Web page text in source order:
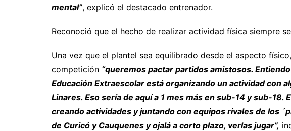
mental”, explicó el destacado entrenador.
Reconoció que el hecho de realizar actividad física siempre
Una vez que el plantel sea equilibrado desde el aspecto
competición “queremos pactar partidos amistosos.
Educación Extraescolar está organizando un actividad con
Linares. Eso sería de aquí a 1 mes más en sub-14 y sub-18.
creando actividades y juntando con equipos rivales de los
de Curicó y Cauquenes y ojalá a corto plazo, verlas jugar”,